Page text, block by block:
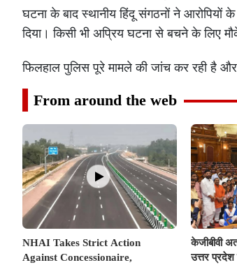
घटना के बाद स्थानीय हिंदू संगठनों ने आरोपियों
दिया। किसी भी अप्रिय घटना से बचने के लिए
फिलहाल पुलिस पूरे मामले की जांच कर रही है
From around the web
NHAI Takes Strict Action
Against Concessionaire,
केजीबीवी
उत्तर प्रदेश